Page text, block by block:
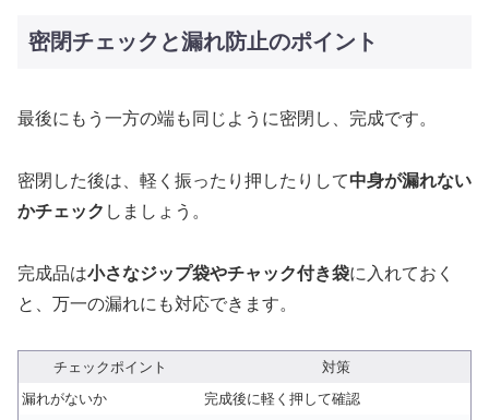
密閉チェックと漏れ防止のポイント
最後にもう一方の端も同じように密閉し、完成です。
密閉した後は、軽く振ったり押したりして中身が漏れない
かチェック しましょう。
完成品は小さなジップ袋やチャック付き袋に入れておく
と、万一の漏れにも対応できます。
チェックポイント
対策
漏れがないか
完成後に軽く押して確認